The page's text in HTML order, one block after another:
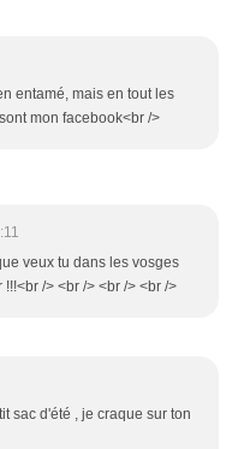
entamé, mais en tout les
mon facebook<br />
veux tu dans les vosges
/> <br /> <br /> <br />
sac d'été , je craque sur ton